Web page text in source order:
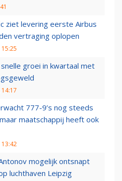
ziet levering eerste Airbus
vertraging oplopen
groei in kwartaal met
777-9’s nog steeds
maatschappij heeft ook
13:42
mogelijk ontsnapt
luchthaven Leipzig